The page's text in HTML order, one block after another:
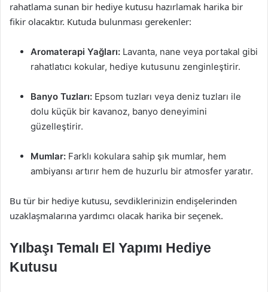
rahatlama sunan bir hediye kutusu hazırlamak harika bir
fikir olacaktır. Kutuda bulunması gerekenler:
Aromaterapi Yağları: Lavanta, nane veya portakal gibi
rahatlatıcı kokular, hediye kutusunu zenginleştirir.
Banyo Tuzları: Epsom tuzları veya deniz tuzları ile
dolu küçük bir kavanoz, banyo deneyimini
güzelleştirir.
Mumlar: Farklı kokulara sahip şık mumlar, hem
ambiyansı artırır hem de huzurlu bir atmosfer yaratır.
Bu tür bir hediye kutusu, sevdiklerinizin endişelerinden
uzaklaşmalarına yardımcı olacak harika bir seçenek.
Yılbaşı Temalı El Yapımı Hediye
Kutusu